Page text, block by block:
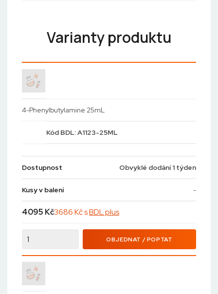
Varianty produktu
4-Phenylbutylamine 25mL
Kód BDL: A1123-25ML
Dostupnost Obvyklé dodání 1 týden
Kusy v balení -
4095 Kč3686 Kč sBDL plus
OBJEDNAT / POPTAT